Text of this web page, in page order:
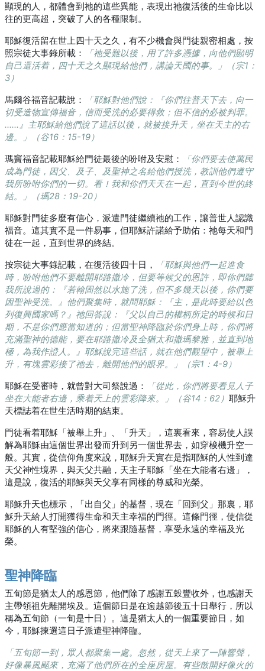
顯現的人，都體會到祂的這些異能，表現出祂復活後的生命比以
往的更高超，突破了人的各種限制。
耶穌復活留在世上四十天之久，有不少機會與門徒親密相處，按
照宗徒大事錄所載：
「祂受難以後，用了許多憑據，向他們顯明
自己還活着，四十天之久顯現給他們，講論天國的事。」（宗1：
3）
馬爾谷福音記載說：
「耶穌對他們說：『你們往普天下去，向一
切受造物宣傳福音，信而受洗的必要得救；但不信的必被判罪。
……』主耶穌給他們說了這話以後，就被接升天，坐在天主的右
邊。」（谷16：15-19）
瑪竇福音記載耶穌給門徒最後的吩咐及安慰：
「你們要去使萬民
成為門徒，因父、及子、及聖神之名給他們授洗，教訓他們遵守
我所吩咐你們的一切。看！我和你們天天在一起，直到今世的終
結。」（瑪28：19-20）
耶穌對門徒多麼有信心，派遣門徒繼續祂的工作，讓普世人認識
福音。這其實不是一件易事，但耶穌許諾給予助佑：祂每天和門
徒在一起，直到世界的終結。
按宗徒大事錄記載，在復活後四十日，
「耶穌與他們一起進食
時，吩咐他們不要離開耶路撒冷，但要等候父的恩許，即你們聽
我所說過的：『若翰固然以水施了洗，但不多幾天以後，你們要
因聖神受洗。』他們聚集時，就問耶穌：『主，是此時要給以色
列復興國家嗎？』祂回答說：『父以自己的權柄所定的時候和日
期，不是你們應當知道的；但當聖神降臨於你們身上時，你們將
充滿聖神的德能，要在耶路撒冷及全猶太和撒瑪黎雅，並直到地
極，為我作證人。』耶穌說完這些話，就在他們觀望中，被舉上
升，有塊雲彩接了祂去，離開他們的眼界。」（宗1：4-9）
耶穌在受審時，就曾對大司祭說過：
「從此，你們將要看見人子
坐在大能者右邊，乘着天上的雲彩降來。」（谷14：62） 耶穌升
天標誌着在世生活時期的結束。
門徒看着耶穌「被舉上升」、「升天」，這裏看來，容易使人誤
解為耶穌由這個世界出發而升到另一個世界去，如穿梭機升空一
般。其實，從信仰角度來說，耶穌升天實在是指耶穌的人性到達
天父神性境界，與天父共融，天主子耶穌「坐在大能者右邊」，
這是說，復活的耶穌與天父享有同樣的尊威和光榮。
耶穌升天也標示，「出自父」的基督，現在「回到父」那裏，耶
穌升天給人打開獲得生命和天主幸福的門徑。這條門徑，使信從
耶穌的人有堅強的信心，將來跟隨基督，享受永遠的幸福及光
榮。
聖神降臨
五旬節是猶太人的感恩節，他們除了感謝五穀豐收外，也感謝天
主帶領祖先離開埃及。這個節日是在逾越節後五十日舉行，所以
稱為五旬節（一旬是十日）。這是猶太人的一個重要節日，如
今，耶穌揀選這日子派遣聖神降臨。
「五旬節一到，眾人都聚集一處。忽然，從天上來了一陣響聲，
好像暴風颳來，充滿了他們所在的全座房屋。有些散開好像火的